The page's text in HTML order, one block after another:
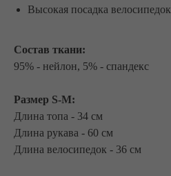
Высокая посадка велосипедок
Состав ткани:
95% - нейлон, 5% - спандекс
Размер S-M:
Длина топа - 34 см
Длина рукава - 60 см
Длина велосипедок - 36 см